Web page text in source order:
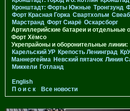
Кронштадт: Форты Южные Тронгзунд
Форт Красная Горка Свартхольм
Марстранд Форт Сиарё Оскарсборг
Артиллерийские батареи и отдельные
Форт Хёмсо
Укрепрайоны и оборонительные линии:
Карельский УР Крепость Ленинград
Маннергейма Невский пятачок Линия
Миккели Готланд
English
П о и с к
Все новости